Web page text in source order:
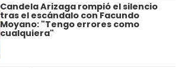
Candela Arizaga rompió el silencio
tras el escándalo con Facundo
Moyano: "Tengo errores como
cualquiera"